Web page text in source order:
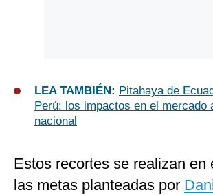
LEA TAMBIÉN: Pitahaya de
Perú: los impactos en el mercado
nacional
Estos recortes se realizan en
las metas planteadas por